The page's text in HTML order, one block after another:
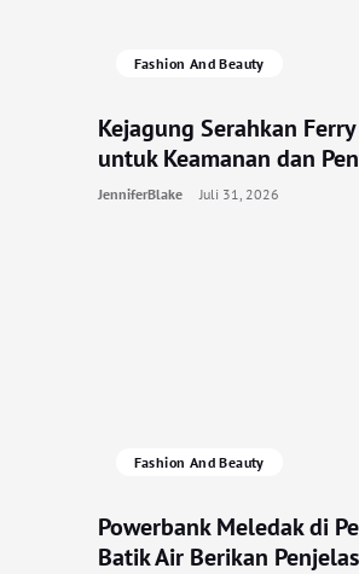
Fashion And Beauty
Kejagung Serahkan
untuk Keamanan dan
JenniferBlake Juli 31, 2026
Fashion And Beauty
Powerbank Meledak di
Batik Air Berikan